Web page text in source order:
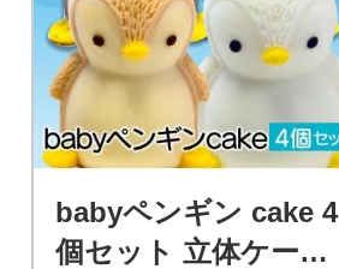
babyペンギン cake 4
個セット 立体ケーキ